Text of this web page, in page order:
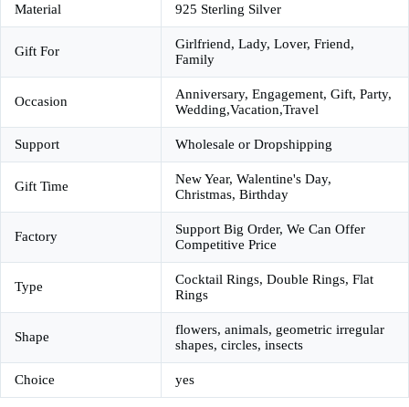
Material 925 Sterling Silver
Gift For
Girlfriend, Lady, Lover, Friend,
Family
Occasion
Anniversary, Engagement, Gift, Party,
Wedding,Vacation,Travel
Support Wholesale or Dropshipping
Gift Time
New Year, Walentine's Day,
Christmas, Birthday
Factory
Support Big Order, We Can Offer
Competitive Price
Type
Cocktail Rings, Double Rings, Flat
Rings
Shape
flowers, animals, geometric irregular
shapes, circles, insects
Choice yes